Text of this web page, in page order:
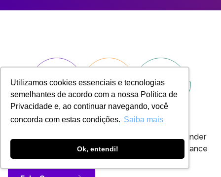
Utilizamos cookies essenciais e tecnologias
semelhantes de acordo com a nossa Política de
Privacidade e, ao continuar navegando, você
concorda com estas condições. Saiba mais
Ok, entendi!
Entre em contato
Nosso time de especialistas está pronto para atender
sua empresa com soluções que elevam performance
e segurança.